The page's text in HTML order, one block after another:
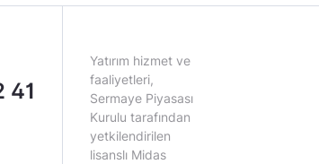
41
Yatırım hizmet ve
faaliyetleri,
Sermaye Piyasası
Kurulu tarafından
yetkilendirilen
lisanslı Midas